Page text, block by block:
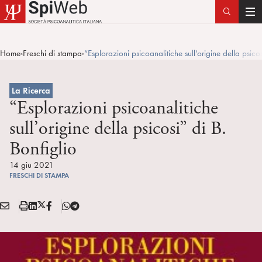
T
g
Home>Freschi di stampa>“Esplorazioni psicoanalitiche sull’origine della
La Ricerca
“Esplorazioni psicoanalitiche
sull’origine della psicosi” di B.
Bonfiglio
14 giu 2021
FRESCHI DI STAMPA
Condividi:
E
A
S
a
L
n
X
T
F
T
l
e